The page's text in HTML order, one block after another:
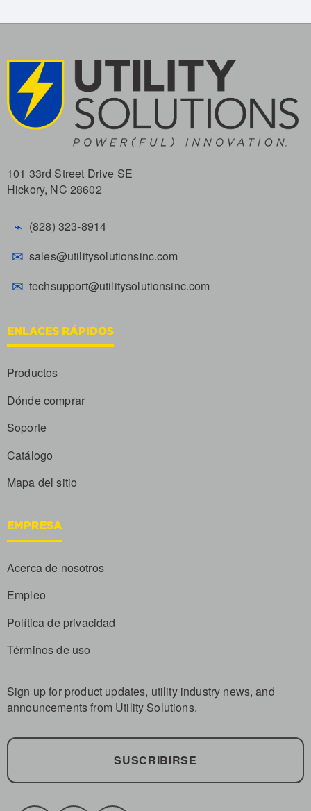
101 33rd Street Drive SE
Hickory, NC 28602
⌁ (828) 323-8914
✉ sales@utilitysolutionsinc.com
✉ techsupport@utilitysolutionsinc.com
ENLACES RÁPIDOS
Productos
Dónde comprar
Soporte
Catálogo
Mapa del sitio
EMPRESA
Acerca de nosotros
Empleo
Política de privacidad
Términos de uso
Sign up for product updates, utility industry news, and
announcements from Utility Solutions.
SUSCRIBIRSE